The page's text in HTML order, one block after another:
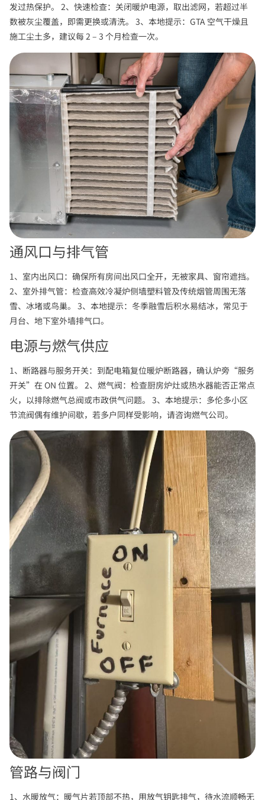
发过热保护。 2、快速检查：关闭暖炉电源，取出滤网，若超过半
数被灰尘覆盖，即需更换或清洗。 3、本地提示：GTA 空气干燥且
施工尘土多，建议每 2 – 3 个月检查一次。
通风口与排气管
1、室内出风口：确保所有房间出风口全开，无被家具、窗帘遮挡。
2、室外排气管：检查高效冷凝炉侧墙塑料管及传统烟管周围无落
雪、冰堵或鸟巢。 3、本地提示：冬季融雪后积水易结冰，常见于
月台、地下室外墙排气口。
电源与燃气供应
1、断路器与服务开关：到配电箱复位暖炉断路器，确认炉旁“服务
开关”在 ON 位置。 2、燃气阀：检查厨房炉灶或热水器能否正常点
火，以排除燃气总阀或市政供气问题。 3、本地提示：多伦多小区
节流阀偶有维护间歇，若多户同样受影响，请咨询燃气公司。
管路与阀门
1、水暖放气：暖气片若顶部不热，用放气钥匙排气，待水流顺畅无